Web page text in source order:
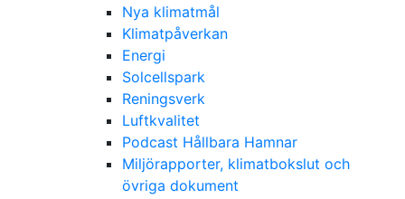
Nya klimatmål
Klimatpåverkan
Energi
Solcellspark
Reningsverk
Luftkvalitet
Podcast Hållbara Hamnar
Miljörapporter, klimatbokslut och
övriga dokument